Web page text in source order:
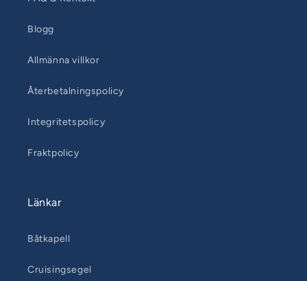
Blogg
Allmänna villkor
Återbetalningspolicy
Integritetspolicy
Fraktpolicy
Länkar
Båtkapell
Cruisingsegel